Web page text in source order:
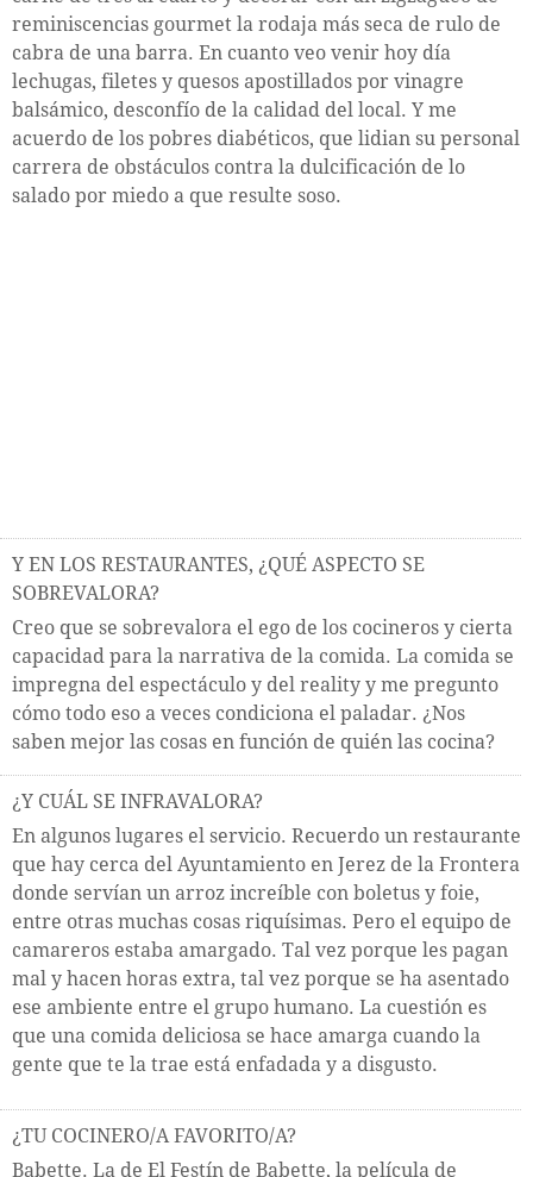
reminiscencias gourmet la rodaja más seca de rulo de
cabra de una barra. En cuanto veo venir hoy día
lechugas, filetes y quesos apostillados por vinagre
balsámico, desconfío de la calidad del local. Y me
acuerdo de los pobres diabéticos, que lidian su personal
carrera de obstáculos contra la dulcificación de lo
salado por miedo a que resulte soso.
Y EN LOS RESTAURANTES, ¿QUÉ ASPECTO SE
SOBREVALORA?
Creo que se sobrevalora el ego de los cocineros y cierta
capacidad para la narrativa de la comida. La comida se
impregna del espectáculo y del reality y me pregunto
cómo todo eso a veces condiciona el paladar. ¿Nos
saben mejor las cosas en función de quién las cocina?
¿Y CUÁL SE INFRAVALORA?
En algunos lugares el servicio. Recuerdo un restaurante
que hay cerca del Ayuntamiento en Jerez de la Frontera
donde servían un arroz increíble con boletus y foie,
entre otras muchas cosas riquísimas. Pero el equipo de
camareros estaba amargado. Tal vez porque les pagan
mal y hacen horas extra, tal vez porque se ha asentado
ese ambiente entre el grupo humano. La cuestión es
que una comida deliciosa se hace amarga cuando la
gente que te la trae está enfadada y a disgusto.
¿TU COCINERO/A FAVORITO/A?
Babette. La de El Festín de Babette, la película de